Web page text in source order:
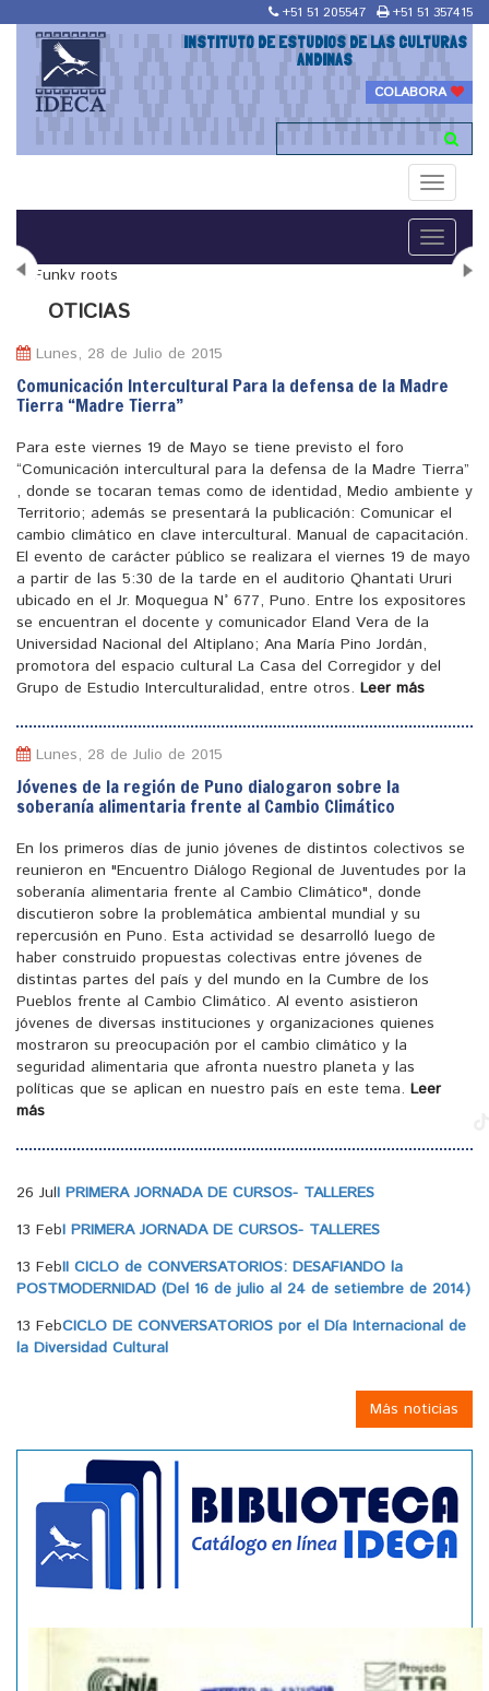
+51 51 205547 +51 51 357415
INSTITUTO DE ESTUDIOS DE LAS CULTURAS
ANDINAS
COLABORA
Toggle
Toggle
"Maestría en Religiones y culturas Andinas"
OTICIAS
Lunes, 28 de Julio de 2015
Comunicación Intercultural Para la defensa de la Madre
Tierra “Madre Tierra”
Para este viernes 19 de Mayo se tiene previsto el foro
“Comunicación intercultural para la defensa de la Madre Tierra”
, donde se tocaran temas como de identidad, Medio ambiente y
Territorio; además se presentará la publicación: Comunicar el
cambio climático en clave intercultural. Manual de capacitación.
El evento de carácter público se realizara el viernes 19 de mayo
a partir de las 5:30 de la tarde en el auditorio Qhantati Ururi
ubicado en el Jr. Moquegua N° 677, Puno. Entre los expositores
se encuentran el docente y comunicador Eland Vera de la
Universidad Nacional del Altiplano; Ana María Pino Jordán,
promotora del espacio cultural La Casa del Corregidor y del
Grupo de Estudio Interculturalidad, entre otros. Leer más
Lunes, 28 de Julio de 2015
Jóvenes de la región de Puno dialogaron sobre la
soberanía alimentaria frente al Cambio Climático
En los primeros días de junio jóvenes de distintos colectivos se
reunieron en "Encuentro Diálogo Regional de Juventudes por la
soberanía alimentaria frente al Cambio Climático", donde
discutieron sobre la problemática ambiental mundial y su
repercusión en Puno. Esta actividad se desarrolló luego de
haber construido propuestas colectivas entre jóvenes de
distintas partes del país y del mundo en la Cumbre de los
Pueblos frente al Cambio Climático. Al evento asistieron
jóvenes de diversas instituciones y organizaciones quienes
mostraron su preocupación por el cambio climático y la
seguridad alimentaria que afronta nuestro planeta y las
políticas que se aplican en nuestro país en este tema. Leer
más
26 JulI PRIMERA JORNADA DE CURSOS- TALLERES
13 FebI PRIMERA JORNADA DE CURSOS- TALLERES
13 FebII CICLO de CONVERSATORIOS: DESAFIANDO la
POSTMODERNIDAD (Del 16 de julio al 24 de setiembre de 2014)
13 FebCICLO DE CONVERSATORIOS por el Día Internacional de
la Diversidad Cultural
Más noticias